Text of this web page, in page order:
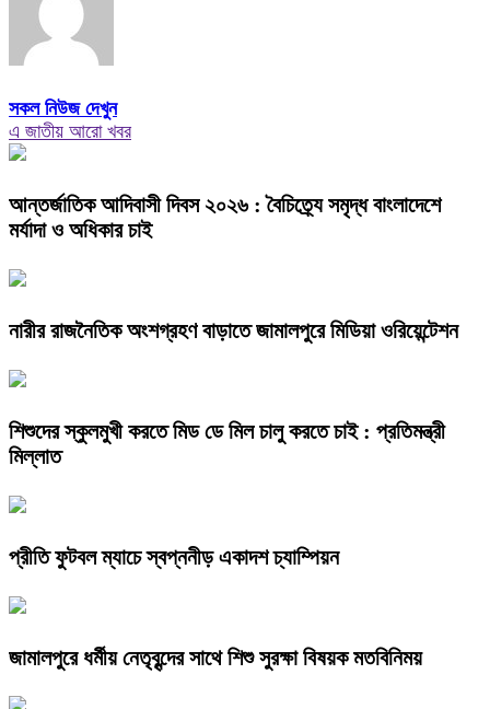
সকল নিউজ দেখুন
এ জাতীয় আরো খবর
আন্তর্জাতিক আদিবাসী দিবস ২০২৬ : বৈচিত্র্যে সমৃদ্ধ বাংলাদেশে
মর্যাদা ও অধিকার চাই
নারীর রাজনৈতিক অংশগ্রহণ বাড়াতে জামালপুরে মিডিয়া ওরিয়েন্টেশন
শিশুদের স্কুলমুখী করতে মিড ডে মিল চালু করতে চাই : প্রতিমন্ত্রী
মিল্লাত
প্রীতি ফুটবল ম্যাচে স্বপ্ননীড় একাদশ চ্যাম্পিয়ন
জামালপুরে ধর্মীয় নেতৃবৃন্দের সাথে শিশু সুরক্ষা বিষয়ক মতবিনিময়